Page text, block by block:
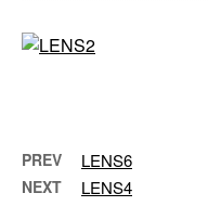
PREV LENS6
NEXT LENS4